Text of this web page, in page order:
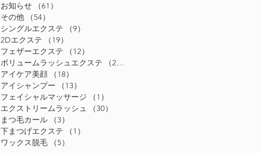
お知らせ （61）
その他
（54）
シングルエクステ
（9）
2Dエクステ
（19）
フェザーエクステ
（12）
ボリュームラッシュエクステ
（24）
アイケア美顔
（18）
アイシャンプー
（13）
フェイシャルマッサージ
（1）
エクストリームラッシュ
（30）
まつ毛カール
（3）
下まつげエクステ
（1）
ワックス脱毛
（5）